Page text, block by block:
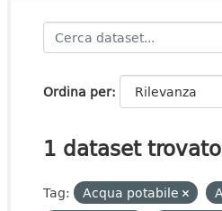
Ordina per
1 dataset trovato
Tag: Acqua potabile